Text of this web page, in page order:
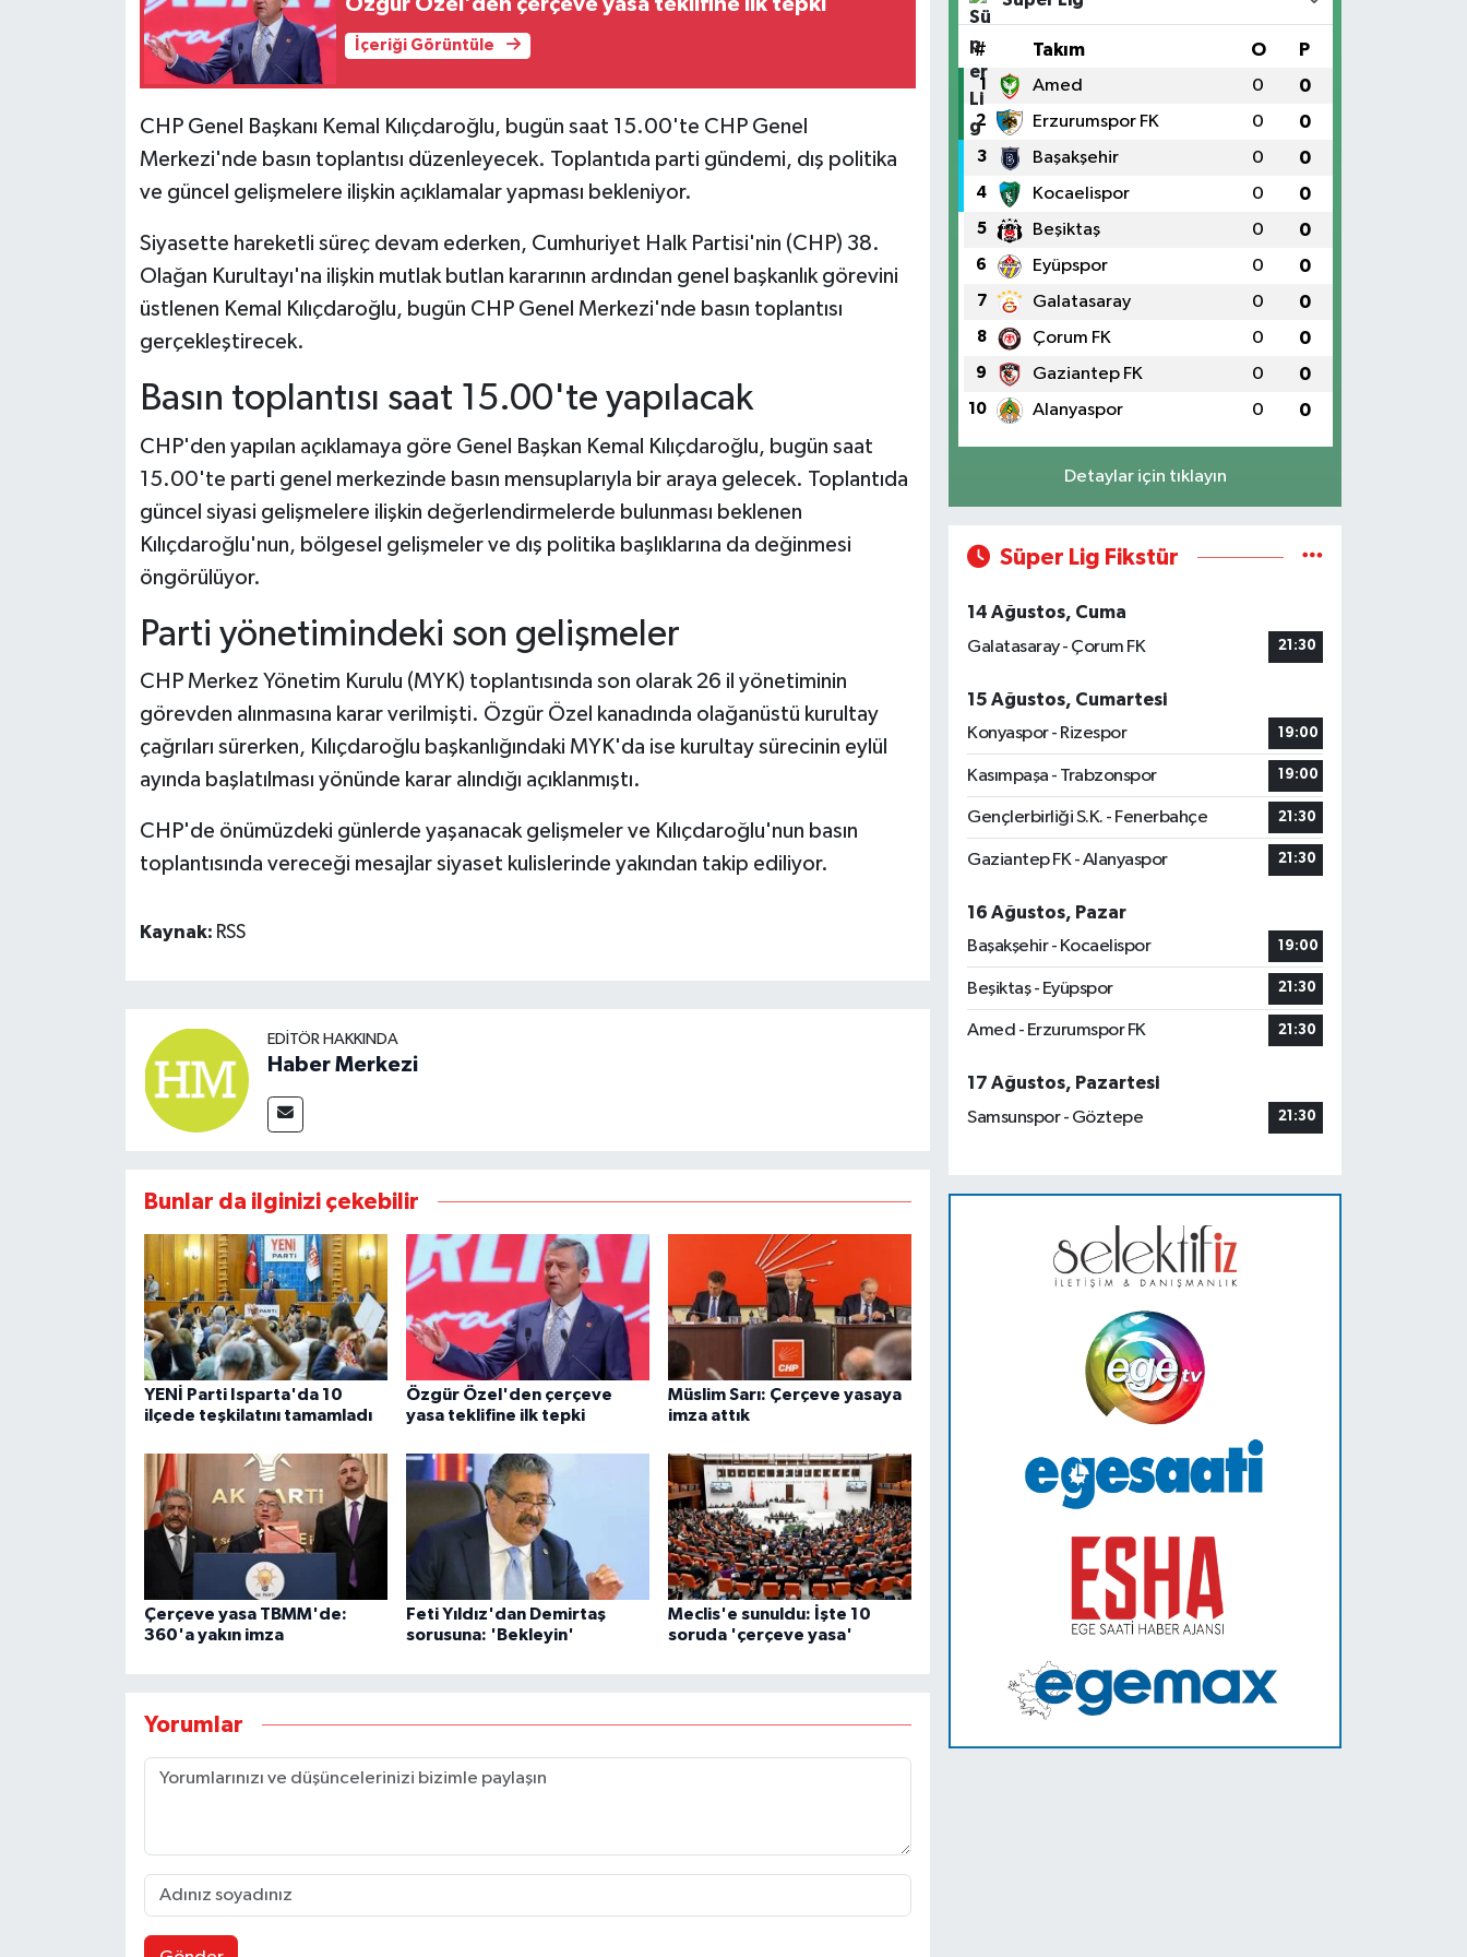
İçeriği Görüntüle
CHP Genel Başkanı Kemal Kılıçdaroğlu, bugün saat 15.00'te CHP Genel
Merkezi'nde basın toplantısı düzenleyecek. Toplantıda parti gündemi, dış politika
ve güncel gelişmelere ilişkin açıklamalar yapması bekleniyor.
Siyasette hareketli süreç devam ederken, Cumhuriyet Halk Partisi'nin (CHP) 38.
Olağan Kurultayı'na ilişkin mutlak butlan kararının ardından genel başkanlık görevini
üstlenen Kemal Kılıçdaroğlu, bugün CHP Genel Merkezi'nde basın toplantısı
gerçekleştirecek.
Basın toplantısı saat 15.00'te yapılacak
CHP'den yapılan açıklamaya göre Genel Başkan Kemal Kılıçdaroğlu, bugün saat
15.00'te parti genel merkezinde basın mensuplarıyla bir araya gelecek. Toplantıda
güncel siyasi gelişmelere ilişkin değerlendirmelerde bulunması beklenen
Kılıçdaroğlu'nun, bölgesel gelişmeler ve dış politika başlıklarına da değinmesi
öngörülüyor.
Parti yönetimindeki son gelişmeler
CHP Merkez Yönetim Kurulu (MYK) toplantısında son olarak 26 il yönetiminin
görevden alınmasına karar verilmişti. Özgür Özel kanadında olağanüstü kurultay
çağrıları sürerken, Kılıçdaroğlu başkanlığındaki MYK'da ise kurultay sürecinin eylül
ayında başlatılması yönünde karar alındığı açıklanmıştı.
CHP'de önümüzdeki günlerde yaşanacak gelişmeler ve Kılıçdaroğlu'nun basın
toplantısında vereceği mesajlar siyaset kulislerinde yakından takip ediliyor.
Kaynak: RSS
EDITÖR HAKKINDA
Haber Merkezi
Bunlar da ilginizi çekebilir
YENİ Parti Isparta'da 10
ilçede teşkilatını tamamladı
Özgür Özel'den çerçeve
yasa teklifine ilk tepki
Müslim Sarı: Çerçeve yasaya
imza attık
Çerçeve yasa TBMM'de:
360'a yakın imza
Feti Yıldız'dan Demirtaş
sorusuna: 'Bekleyin'
Meclis'e sunuldu: İşte 10
soruda 'çerçeve yasa'
Yorumlar
# Takım O P
1 Amed 0 0
2 Erzurumspor FK 0 0
3 Başakşehir 0 0
4 Kocaelispor 0 0
5 Beşiktaş 0 0
6 Eyüpspor 0 0
7 Galatasaray 0 0
8 Çorum FK 0 0
9 Gaziantep FK 0 0
10 Alanyaspor 0 0
Detaylar için tıklayın
Süper Lig Fikstür
14 Ağustos, Cuma
Galatasaray - Çorum FK
21:30
15 Ağustos, Cumartesi
Konyaspor - Rizespor
19:00
Kasımpaşa - Trabzonspor 19:00
Gençlerbirliği S.K. - Fenerbahçe 21:30
Gaziantep FK - Alanyaspor 21:30
16 Ağustos, Pazar
Başakşehir - Kocaelispor
19:00
Beşiktaş - Eyüpspor 21:30
Amed - Erzurumspor FK 21:30
17 Ağustos, Pazartesi
Samsunspor - Göztepe
21:30